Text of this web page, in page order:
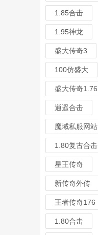
1.85合击
1.95神龙
盛大传奇3
100仿盛大
盛大传奇1.76
逍遥合击
魔域私服网站
1.80复古合击
星王传奇
新传奇外传
王者传奇176
1.80合击